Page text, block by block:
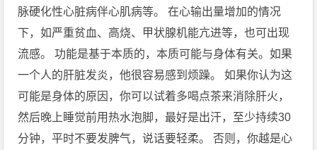
脉硬化性心脏病伴心肌病等。 在心输出量增加的情况
下，如严重贫血、高烧、甲状腺机能亢进等，也可出现
流感。 功能是基于本质的，本质可能与身体有关。如果
一个人的肝脏发炎，他很容易感到烦躁。 如果你认为这
可能是身体的原因，你可以试着多喝点茶来消除肝火，
然后晚上睡觉前用热水泡脚，最好是出汗，至少持续30
分钟，平时不要发脾气，说话要轻柔。 否则，你越是心